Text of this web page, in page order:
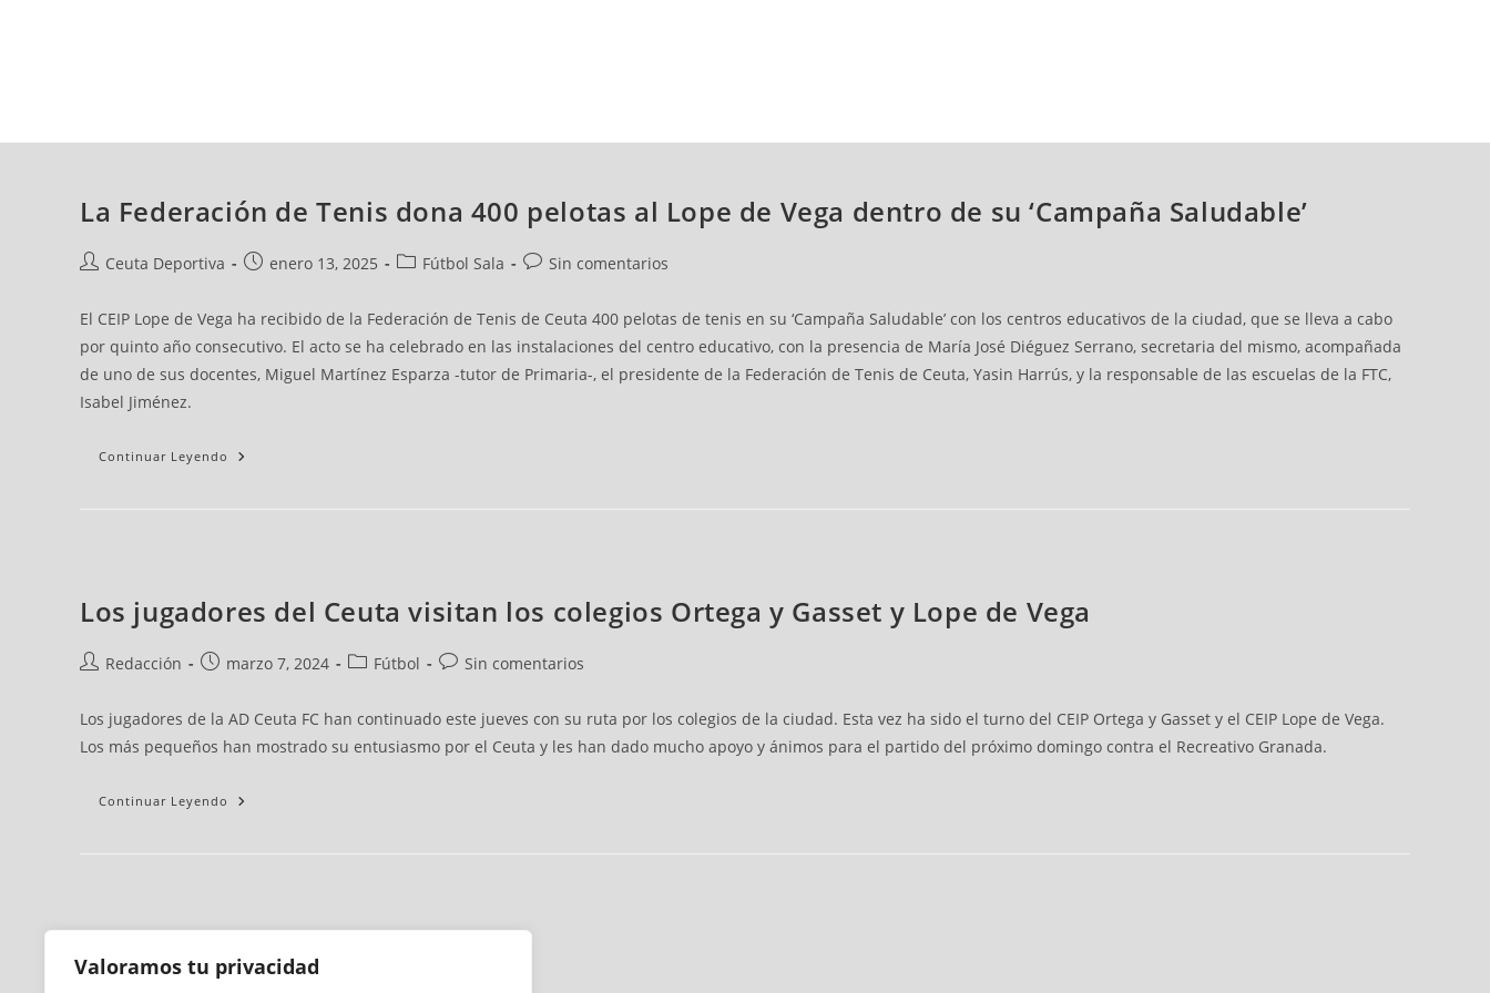
Valoramos tu privacidad
La Federación de Tenis dona 400 pelotas al Lope de Vega dentro de su ‘Campaña Saludable’
Ceuta Deportiva enero 13, 2025 Fútbol Sala Sin comentarios
El CEIP Lope de Vega ha recibido de la Federación de Tenis de Ceuta 400 pelotas de tenis en su ‘Campaña Saludable’ con los centros educativos de la ciudad, que se lleva a cabo
por quinto año consecutivo. El acto se ha celebrado en las instalaciones del centro educativo, con la presencia de María José Diéguez Serrano, secretaria del mismo, acompañada
de uno de sus docentes, Miguel Martínez Esparza -tutor de Primaria-, el presidente de la Federación de Tenis de Ceuta, Yasin Harrús, y la responsable de las escuelas de la FTC,
Isabel Jiménez.
Continuar Leyendo
Los jugadores del Ceuta visitan los colegios Ortega y Gasset y Lope de Vega
Redacción marzo 7, 2024 Fútbol Sin comentarios
Los jugadores de la AD Ceuta FC han continuado este jueves con su ruta por los colegios de la ciudad. Esta vez ha sido el turno del CEIP Ortega y Gasset y el CEIP Lope de Vega.
Los más pequeños han mostrado su entusiasmo por el Ceuta y les han dado mucho apoyo y ánimos para el partido del próximo domingo contra el Recreativo Granada.
Continuar Leyendo